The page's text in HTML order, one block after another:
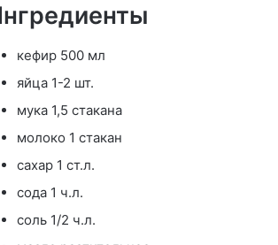
кефир 500 мл
яйца 1-2 шт.
мука 1,5 стакана
молоко 1 стакан
сахар 1 ст.л.
сода 1 ч.л.
соль 1/2 ч.л.